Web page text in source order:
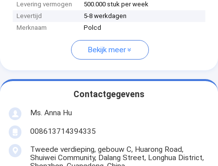
Levering vermogen
500.000 stuk per week
Levertijd
5-8 werkdagen
Merknaam
Polcd
Bekijk meer
Contactgegevens
Ms. Anna Hu
008613714394335
Tweede verdieping, gebouw C, Huarong Road,
Shuiwei Community, Dalang Street, Longhua District,